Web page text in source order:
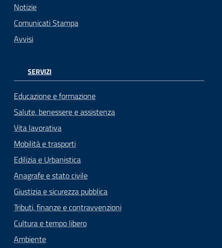
Notizie
Comunicati Stampa
Avvisi
SERVIZI
Educazione e formazione
Salute, benessere e assistenza
Vita lavorativa
Mobilità e trasporti
Edilizia e Urbanistica
Anagrafe e stato civile
Giustizia e sicurezza pubblica
Tributi, finanze e contravvenzioni
Cultura e tempo libero
Ambiente